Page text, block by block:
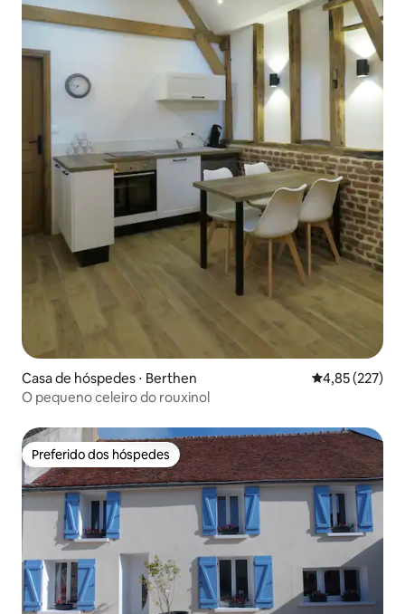
Casa de hóspedes ⋅ Berthen 4,85 de uma
4,85 (227)
O pequeno celeiro do rouxinol
Preferido dos hóspedes
Preferido dos hóspedes